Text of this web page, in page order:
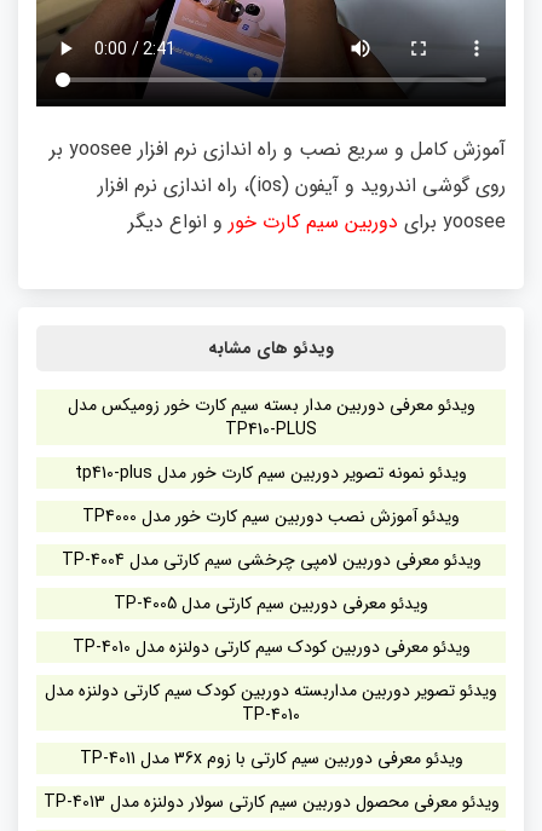
آموزش کامل و سریع نصب و راه اندازی نرم افزار yoosee بر
روی گوشی اندروید و آیفون (ios)، راه اندازی نرم افزار
yoosee برای
دوربین سیم کارت خور و انواع دیگر
ویدئو های مشابه
ویدئو معرفی دوربین مدار بسته سیم کارت خور زومیکس مدل
TP410-PLUS
ویدئو نمونه تصویر دوربین سیم کارت خور مدل tp410-plus
ویدئو آموزش نصب دوربین سیم کارت خور مدل TP4000
ویدئو معرفی دوربین لامپی چرخشی سیم کارتی مدل TP-4004
ویدئو معرفی دوربین سیم کارتی مدل TP-4005
ویدئو معرفی دوربین کودک سیم کارتی دولنزه مدل TP-4010
ویدئو تصویر دوربین مداربسته دوربین کودک سیم کارتی دولنزه مدل
TP-4010
ویدئو معرفی دوربین سیم کارتی با زوم 36x مدل TP-4011
ویدئو معرفی محصول دوربین سیم کارتی سولار دولنزه مدل TP-4013